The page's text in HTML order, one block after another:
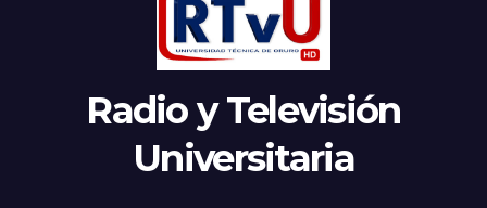
Radio y Televisión
Universitaria